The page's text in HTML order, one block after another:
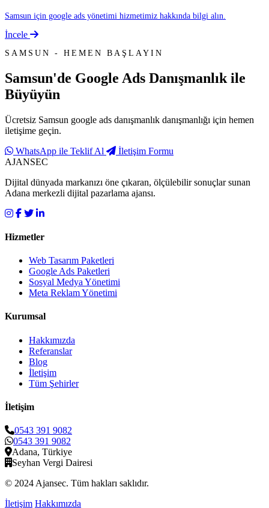
Samsun için google ads yönetimi hizmetimiz hakkında bilgi alın.
İncele
SAMSUN - HEMEN BAŞLAYIN
Samsun'de Google Ads Danışmanlık ile
Büyüyün
Ücretsiz Samsun google ads danışmanlık danışmanlığı için hemen
iletişime geçin.
WhatsApp ile Teklif Al
İletişim Formu
AJANSEC
Dijital dünyada markanızı öne çıkaran, ölçülebilir sonuçlar sunan
Adana merkezli dijital pazarlama ajansı.
Hizmetler
Web Tasarım Paketleri
Google Ads Paketleri
Sosyal Medya Yönetimi
Meta Reklam Yönetimi
Kurumsal
Hakkımızda
Referanslar
Blog
İletişim
Tüm Şehirler
İletişim
0543 391 9082
0543 391 9082
Adana, Türkiye
Seyhan Vergi Dairesi
© 2024 Ajansec. Tüm hakları saklıdır.
İletişim Hakkımızda